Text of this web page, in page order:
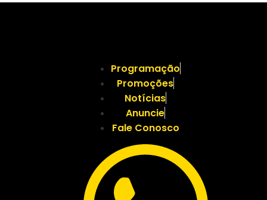
Programação
Promoções
Notícias
Anuncie
Fale Conosco